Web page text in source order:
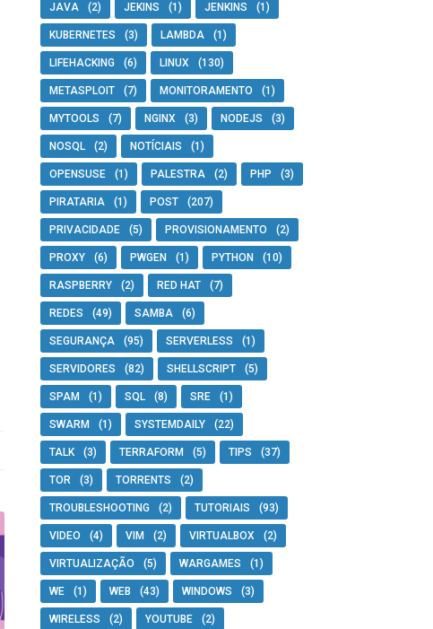
para ser informado de tudo.
JAVA (2) JEKINS (1) JENKINS (1)
KUBERNETES (3) LAMBDA (1)
LIFEHACKING (6) LINUX (130)
METASPLOIT (7) MONITORAMENTO (1)
MYTOOLS (7) NGINX (3) NODEJS (3)
NOSQL (2) NOTÍCIAIS (1)
OPENSUSE (1) PALESTRA (2) PHP (3)
PIRATARIA (1) POST (207)
PRIVACIDADE (5) PROVISIONAMENTO (2)
PROXY (6) PWGEN (1) PYTHON (10)
RASPBERRY (2) RED HAT (7)
REDES (49) SAMBA (6)
SEGURANÇA (95) SERVERLESS (1)
SERVIDORES (82) SHELLSCRIPT (5)
SPAM (1) SQL (8) SRE (1)
SWARM (1) SYSTEMDAILY (22)
TALK (3) TERRAFORM (5) TIPS (37)
TOR (3) TORRENTS (2)
TROUBLESHOOTING (2) TUTORIAIS (93)
VIDEO (4) VIM (2) VIRTUALBOX (2)
VIRTUALIZAÇÃO (5) WARGAMES (1)
WE (1) WEB (43) WINDOWS (3)
WIRELESS (2) YOUTUBE (2)